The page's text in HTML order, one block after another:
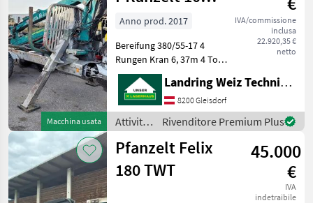
del
legno /
Macchina usata
Tonnen
IVA/commissione
inclusa
22.920,35 €
netto
Anno prod. 2017
Bereifung 380/55-17 4
Rungen Kran 6, 37m 4 To
Rotator Holzgreifer Typ 230
Knickdeichsel Gelenkwelle
Eigenölversorgung Joystick
Steuerung Bremse auf alle
4 Rä
Landring Weiz Technikzentrum Süd
8200 Gleisdorf
Attività
forestali
e
lavorazione
del
Rivenditore Premium Plus
Pfanzelt Felix
180 TWT
45.000
€
IVA
indetraibile